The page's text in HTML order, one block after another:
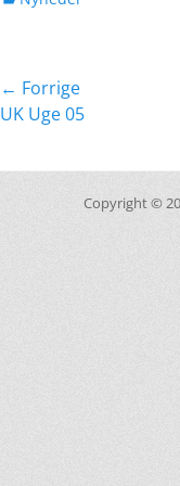
← Forrige
Forrige
UK Uge 05
Copyright ©